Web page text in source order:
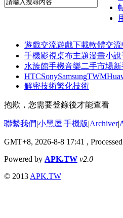
遊戲交流遊戲下載軟體交流
手機影視桌布主題漫畫小說
水族館手機音樂二手市場
HTCSonySamsungTWM
解密技術繁化技術
抱歉，您需要登錄後才能查看
聯繫我們|小黑屋|手機版|Archiver|
GMT+8, 2026-8-8 17:41 ,
Powered by APK.TW v2.0
© 2013 APK.TW